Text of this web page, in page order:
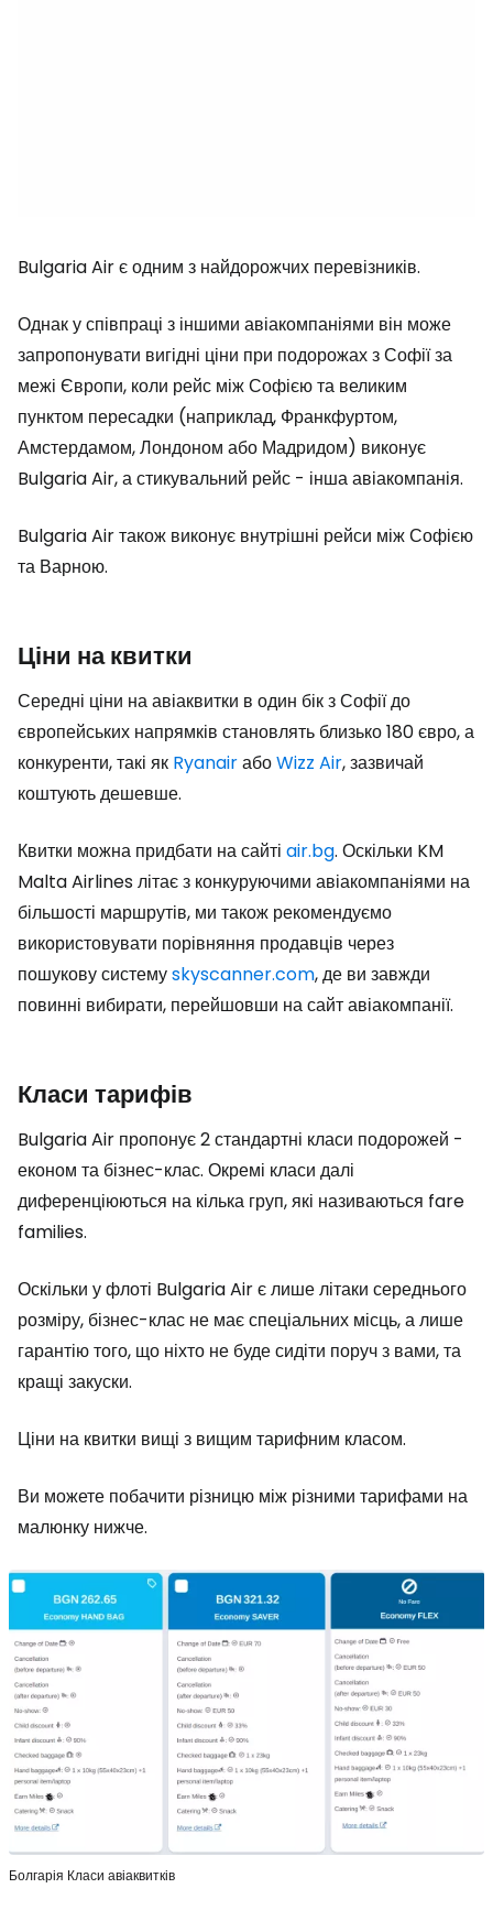
Bulgaria Air є одним з найдорожчих перевізників.
Однак у співпраці з іншими авіакомпаніями він може
запропонувати вигідні ціни при подорожах з Софії за
межі Європи, коли рейс між Софією та великим
пунктом пересадки (наприклад, Франкфуртом,
Амстердамом, Лондоном або Мадридом) виконує
Bulgaria Air, а стикувальний рейс - інша авіакомпанія.
Bulgaria Air також виконує внутрішні рейси між Софією
та Варною.
Ціни на квитки
Середні ціни на авіаквитки в один бік з Софії до
європейських напрямків становлять близько 180 євро, а
конкуренти, такі як RyanairабоWizz Air, зазвичай
коштують дешевше.
Квитки можна придбати на сайті air.bg. Оскільки KM
Malta Airlines літає з конкуруючими авіакомпаніями на
більшості маршрутів, ми також рекомендуємо
використовувати порівняння продавців через
пошукову системуskyscanner.com, де ви завжди
повинні вибирати, перейшовши на сайт авіакомпанії.
Класи тарифів
Bulgaria Air пропонує 2 стандартні класи подорожей -
економ та бізнес-клас. Окремі класи далі
диференціюються на кілька груп, які називаються fare
families.
Оскільки у флоті Bulgaria Air є лише літаки середнього
розміру, бізнес-клас не має спеціальних місць, а лише
гарантію того, що ніхто не буде сидіти поруч з вами, та
кращі закуски.
Ціни на квитки вищі з вищим тарифним класом.
Ви можете побачити різницю між різними тарифами на
малюнку нижче.
Болгарія Класи авіаквитків